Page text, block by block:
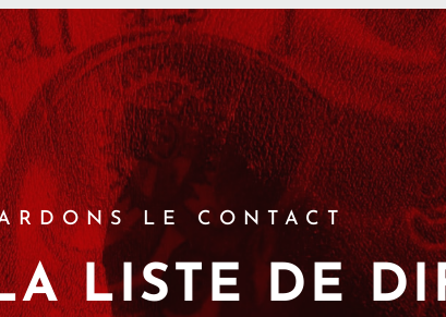
LE CONTACT
LISTE DE